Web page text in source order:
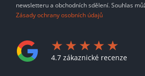
newsletteru a obchodních sdělení. Souhlas
Zásady ochrany osobních údajů
4.7 zákaznické recenze